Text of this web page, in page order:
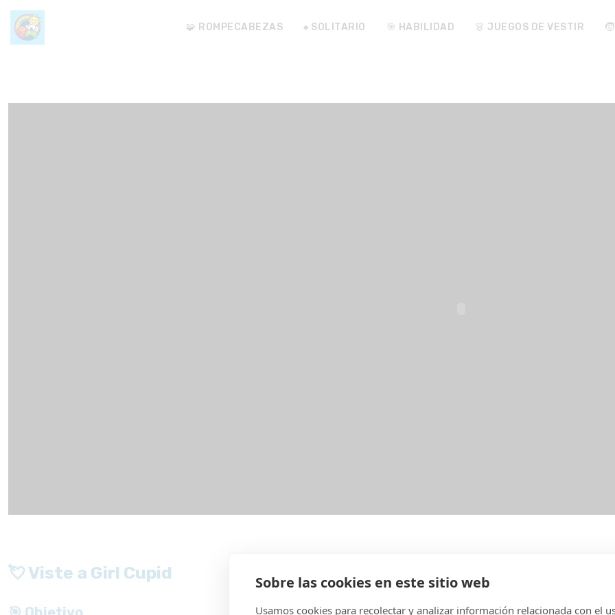
Sobre las cookies en este sitio web
Usamos cookies para recolectar y analizar información relacionada con el
🧩 ROMPECABEZAS ♠️ SOLITARIO 🎯 HABILIDAD 👗 JUEGOS DE VESTIR
💘 Viste a Girl Cupid